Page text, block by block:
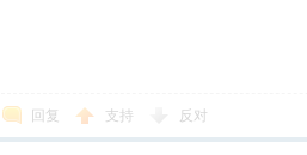
回复 支持 反对